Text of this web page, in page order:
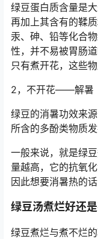
绿豆蛋白质含量是
再加上其含有的鞣
汞、砷、铅等化合
性，并不易被胃肠
只有煮开花，这些
2，不开花——解暑
绿豆的消暑功效来
所含的多酚类物质发
一般来说，就是绿
量越高，它的抗氧
因此想要消暑热的
绿豆汤煮烂好还
绿豆煮烂与煮不烂